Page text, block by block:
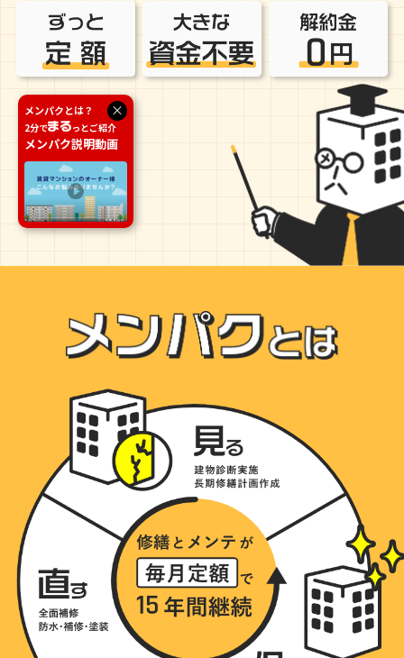
メンパクとは？
2分で っとご紹介
メンパク説明動画